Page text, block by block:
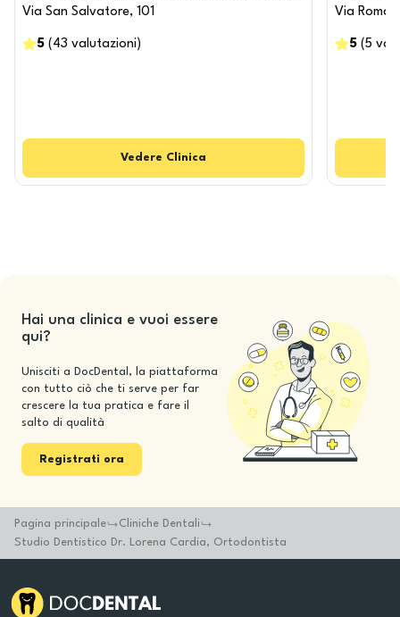
Via San Salvatore, 101
5 ( 43 valutazioni )
Vedere Clinica
Via Roma,
5 (5
Hai una clinica e vuoi essere
qui?
Unisciti a DocDental, la piattaforma
con tutto ciò che ti serve per far
crescere la tua pratica e fare il
salto di qualità
Registrati ora
Pagina principale
Cliniche Dentali
Studio Dentistico Dr. Lorena Cardia, Ortodontista